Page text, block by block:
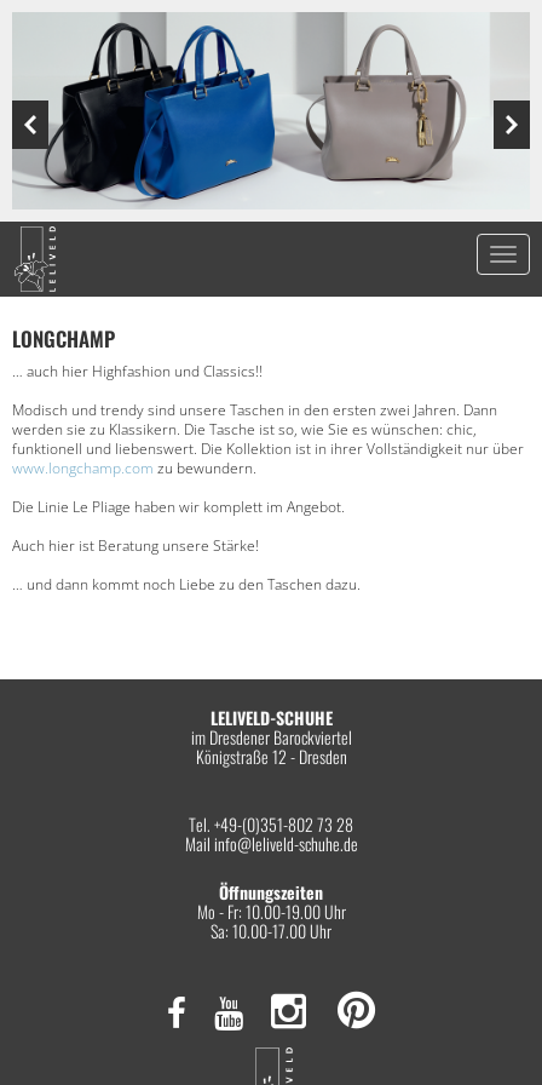
LONGCHAMP
… auch hier Highfashion und Classics!!
Modisch und trendy sind unsere Taschen in den ersten zwei Jahren. Dann
werden sie zu Klassikern. Die Tasche ist so, wie Sie es wünschen: chic,
funktionell und liebenswert. Die Kollektion ist in ihrer Vollständigkeit nur über
www.longchamp.com zu bewundern.
Die Linie Le Pliage haben wir komplett im Angebot.
Auch hier ist Beratung unsere Stärke!
… und dann kommt noch Liebe zu den Taschen dazu.
LELIVELD-SCHUHE
im Dresdener Barockviertel
Königstraße 12 - Dresden
Tel. +49-(0)351-802 73 28
Mail info@leliveld-schuhe.de
Öffnungszeiten
Mo - Fr: 10.00-19.00 Uhr
Sa: 10.00-17.00 Uhr